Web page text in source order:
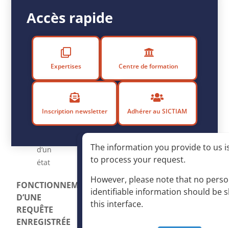
MODÈLES
Exécution,
enregistrement
l’état
associé,
d’un
état
FONCTIONNEMENT
D’UNE
REQUÊTE
ENREGISTRÉE
Accès rapide
Expertises Centre de formation
Inscription newsletter Adhérer au SICTIAM
The information you provide to us
to process your request.
However, please note that no
identifiable information should be
this interface.